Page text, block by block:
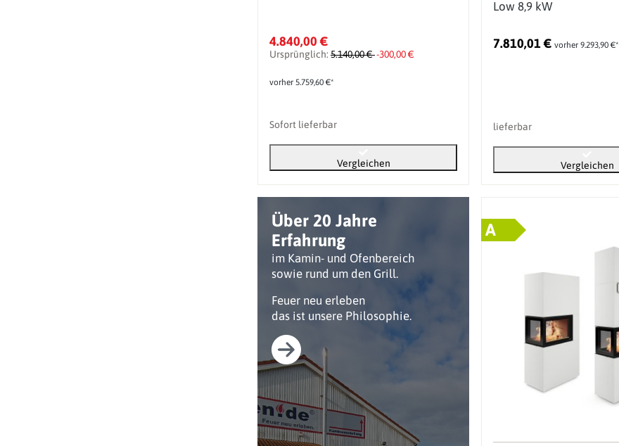
Über 20 Jahre
Erfahrung
im Kamin- und Ofenbereich
sowie rund um den Grill.
Feuer neu erleben
das ist unsere Philosophie.
4.840,00 €
Ursprünglich: 5.140,00 €-300,00 €
vorher 5.759,60 €*
Sofort lieferbar
Vergleichen
Low 8,9 kW
7.810,01 €vorher 9.293,90 €*
lieferbar
Vergleichen
A